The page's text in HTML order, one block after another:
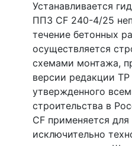
Устанавливается
ППЗ CF 240-4/25
течение бетонных
осуществляется
схемами монтажа,
версии редакции ТР
утвержденного
строительства в
CF применяется
исключительно